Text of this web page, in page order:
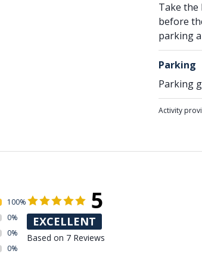
Take the
before
parking
Parking
Parking
Activity
100%
0%
0%
0%
5
EXCELLENT
Based on 7 Reviews